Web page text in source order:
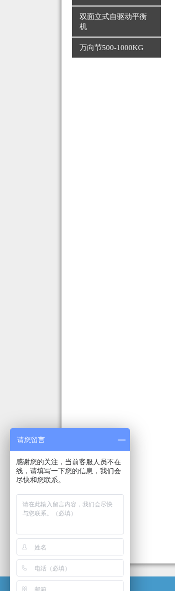
双面立式自驱动平衡
机
万向节500-1000KG
请您留言
感谢您的关注，当前客服人员不在
线，请填写一下您的信息，我们会
尽快和您联系。